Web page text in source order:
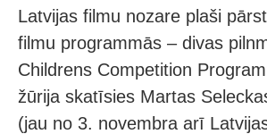
Latvijas filmu nozare plaši
filmu programmās – divas
Childrens Competition
žūrija skatīsies Martas
(jau no 3. novembra arī